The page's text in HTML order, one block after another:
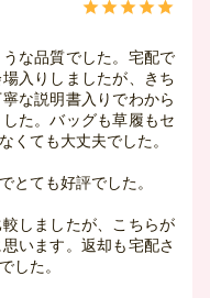

な品質でした。宅配で
入りしましたが、きち
な説明書入りでわから
た。バッグも草履もセ
くても大丈夫でした。
とても好評でした。
しましたが、こちらが
います。返却も宅配さ
した。